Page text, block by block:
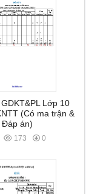
Lớp 10
(Có ma trận &
Đáp án)
173 0